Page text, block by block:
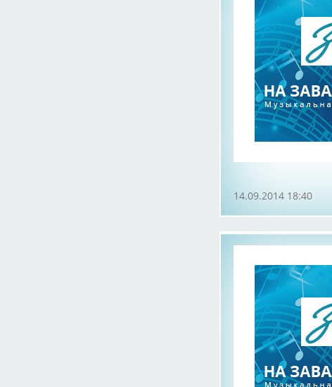
14.09.2014 18:40